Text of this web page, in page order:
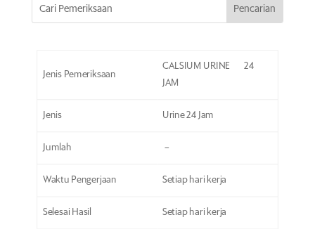
Jenis Pemeriksaan
CALSIUM URINE 24
JAM
Jenis Urine 24 Jam
Jumlah –
Waktu Pengerjaan Setiap hari kerja
Selesai Hasil Setiap hari kerja